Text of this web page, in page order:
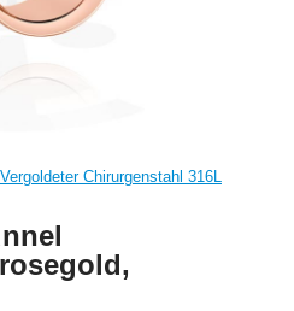
Chirurgenstahl 316L